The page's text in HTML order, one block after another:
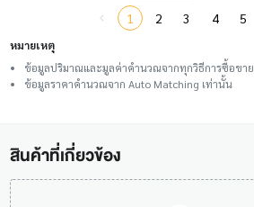
1 2 3 4 5
หมายเหตุ
ข้อมูลปริมาณและมูลค่าคำนวณจากทุกวิธีการซื้อขาย
ข้อมูลราคาคำนวณจาก Auto Matching เท่านั้น
สินค้าที่เกี่ยวข้อง